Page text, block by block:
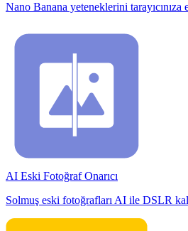
Nano Banana yeteneklerini tarayıcınıza
AI Eski Fotoğraf Onarıcı
Solmuş eski fotoğrafları AI ile DSLR